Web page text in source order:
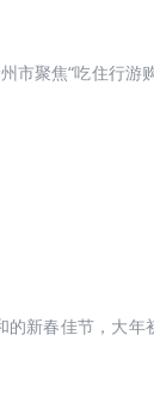
市聚焦“吃住行游
新春佳节，大年